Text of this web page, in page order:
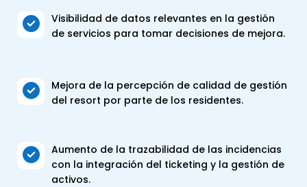

Visibilidad de datos relevantes en la gestión
de servicios para tomar decisiones de mejora.

Mejora de la percepción de calidad de gestión
del resort por parte de los residentes.

Aumento de la trazabilidad de las incidencias
con la integración del ticketing y la gestión de
activos.